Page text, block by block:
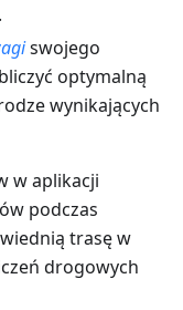
swojego
optymalną
wynikających
w aplikacji
podczas
trasę w
drogowych